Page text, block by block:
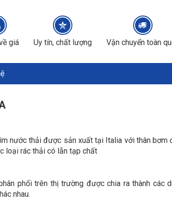
giá Uy tín, chất lượng Vận chuyển toàn
nước thải được sản xuất tại Italia với thân bơm
loại rác thải có lẫn tạp chất
phối trên thị trường được chia ra thành các
nhau.